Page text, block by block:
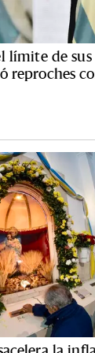
límite de
reproches